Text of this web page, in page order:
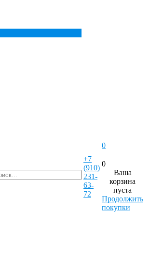
+7
(910)
231-
63-
72
0
0
Ваша
корзина
пуста
Продолжить
покупки